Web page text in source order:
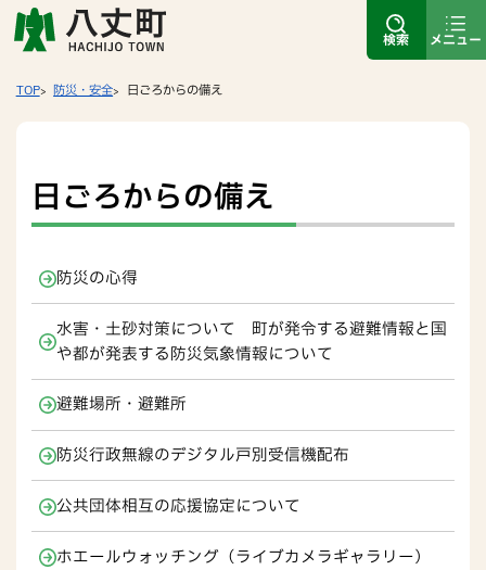
検索 メニュー
TOP 防災・安全 日ごろからの備え
日ごろからの備え
防災の心得
水害・土砂対策について 町が発令する避難情報と国
や都が発表する防災気象情報について
避難場所・避難所
防災行政無線のデジタル戸別受信機配布
公共団体相互の応援協定について
ホエールウォッチング（ライブカメラギャラリー）